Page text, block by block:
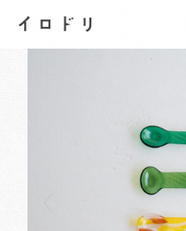
イロドリ